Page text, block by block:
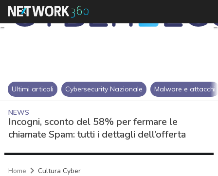
Ultimi articoli Cybersecurity Nazionale Malware e attacchi
NEWS
Incogni, sconto del 58% per fermare le
chiamate Spam: tutti i dettagli dell’offerta
Home Cultura Cyber